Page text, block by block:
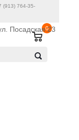
0
(913) 764-35-
Посадская 23